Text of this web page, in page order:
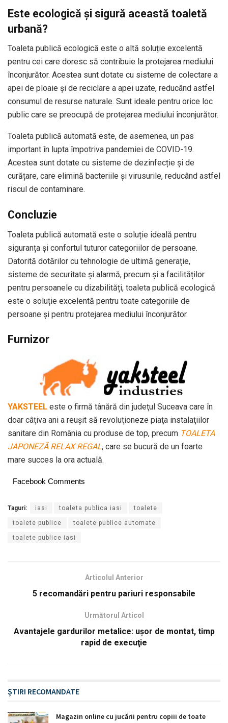
Este ecologică și sigură această toaletă
urbană?
Toaleta publică ecologică este o altă soluție excelentă
pentru cei care doresc să contribuie la protejarea mediului
înconjurător. Acestea sunt dotate cu sisteme de colectare a
apei de ploaie și de reciclare a apei uzate, reducând astfel
consumul de resurse naturale. Sunt ideale pentru orice loc
public care se preocupă de protejarea mediului înconjurător.
Toaleta publică automată este, de asemenea, un pas
important în lupta împotriva pandemiei de COVID-19.
Acestea sunt dotate cu sisteme de dezinfecție și de
curățare, care elimină bacteriile și virusurile, reducând astfel
riscul de contaminare.
Concluzie
Toaleta publică automată este o soluție ideală pentru
siguranța și confortul tuturor categoriilor de persoane.
Datorită dotărilor cu tehnologie de ultimă generație,
sisteme de securitate și alarmă, precum și a facilităților
pentru persoanele cu dizabilități, toaleta publică ecologică
este o soluție excelentă pentru toate categoriile de
persoane și pentru protejarea mediului înconjurător.
Furnizor
YAKSTEEL este o firmă tânără din judeţul Suceava care în
doar câţiva ani a reuşit să revoluţioneze piaţa instalaţiilor
sanitare din România cu produse de top, precum TOALETA
JAPONEZĂ RELAX REGAL, care se bucură de un foarte
mare succes la ora actuală.
Facebook Comments
Taguri: iasi toaleta publica iasi toalete
toalete publice toalete publice automate
toalete publice iasi
Articolul Anterior
5 recomandări pentru pariuri responsabile
Următorul Articol
Avantajele gardurilor metalice: uşor de montat, timp
rapid de execuţie
ŞTIRI RECOMANDATE
Magazin online cu jucării pentru copiii de toate